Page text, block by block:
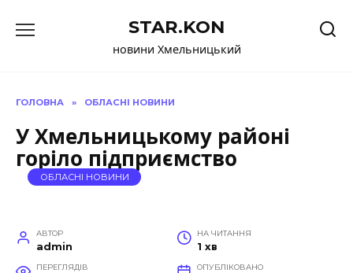
до
STAR.KON
новини Хмельницький
ГОЛОВНА » ОБЛАСНІ НОВИНИ
У Хмельницькому районі
горіло підприємство
ОБЛАСНІ НОВИНИ
АВТОР
admin
НА ЧИТАННЯ
1 хв
ПЕРЕГЛЯДІВ ОПУБЛІКОВАНО